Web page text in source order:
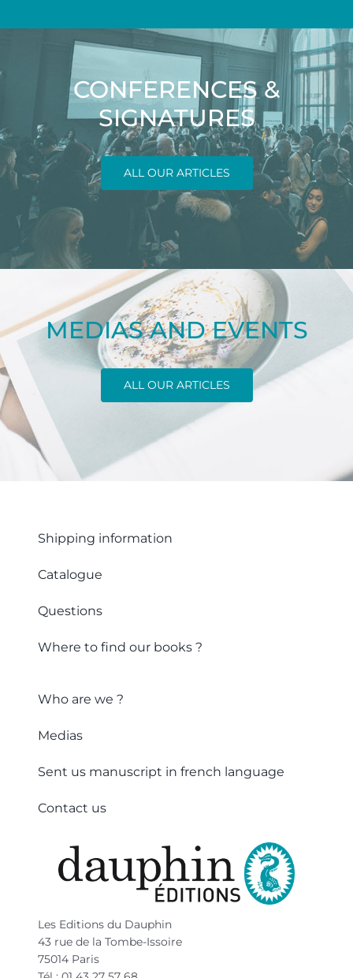
CONFERENCES &
SIGNATURES
ALL OUR ARTICLES
MEDIAS AND EVENTS
ALL OUR ARTICLES
Shipping information
Catalogue
Questions
Where to find our books ?
Who are we ?
Medias
Sent us manuscript in french language
Contact us
Les Editions du Dauphin
43 rue de la Tombe-Issoire
75014 Paris